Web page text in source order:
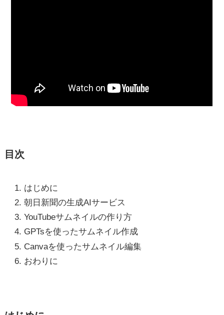
目次
はじめに
朝日新聞の生成AIサービス
YouTubeサムネイルの作り方
GPTsを使ったサムネイル作成
Canvaを使ったサムネイル編集
おわりに